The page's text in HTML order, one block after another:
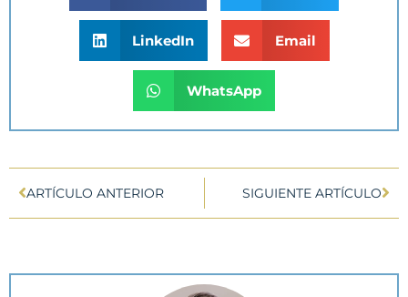
LinkedIn Email
WhatsApp
ARTÍCULO ANTERIOR SIGUIENTE ARTÍCULO